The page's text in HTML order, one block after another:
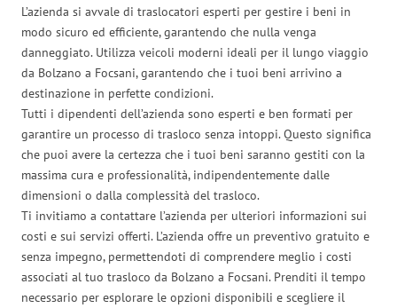
L’azienda si avvale di traslocatori esperti per gestire i beni in
modo sicuro ed efficiente, garantendo che nulla venga
danneggiato. Utilizza veicoli moderni ideali per il lungo viaggio
da Bolzano a Focsani, garantendo che i tuoi beni arrivino a
destinazione in perfette condizioni.
Tutti i dipendenti dell’azienda sono esperti e ben formati per
garantire un processo di trasloco senza intoppi. Questo significa
che puoi avere la certezza che i tuoi beni saranno gestiti con la
massima cura e professionalità, indipendentemente dalle
dimensioni o dalla complessità del trasloco.
Ti invitiamo a contattare l’azienda per ulteriori informazioni sui
costi e sui servizi offerti. L’azienda offre un preventivo gratuito e
senza impegno, permettendoti di comprendere meglio i costi
associati al tuo trasloco da Bolzano a Focsani. Prenditi il tempo
necessario per esplorare le opzioni disponibili e scegliere il